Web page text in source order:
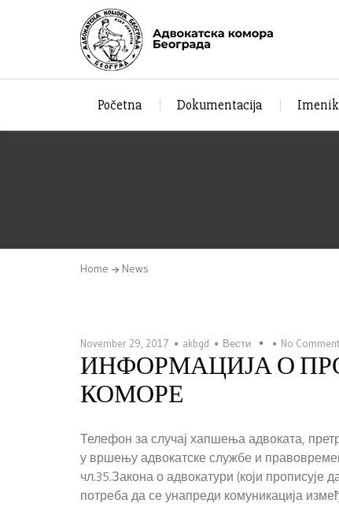
Početna Dokumentacija Imenik
Home News
November 29, 2017 akbgd Вести No
ИНФОРМАЦИЈА О
КОМОРЕ
Телефон за случај хапшења адвоката,
у вршењу адвокатске службе и
чл.35.Закона о адвокатури (који
потреба да се унапреди комуникација